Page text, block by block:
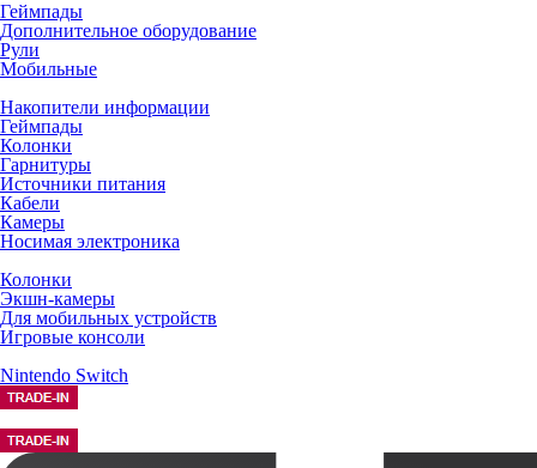
Геймпады
Дополнительное оборудование
Рули
Мобильные
Накопители информации
Геймпады
Колонки
Гарнитуры
Источники питания
Кабели
Камеры
Носимая электроника
Колонки
Экшн-камеры
Для мобильных устройств
Игровые консоли
Nintendo Switch